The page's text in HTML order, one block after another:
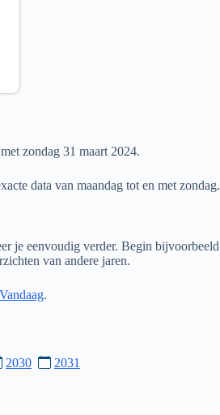
zondag 31 maart 2024.
data van maandag tot en met zondag.
je eenvoudig verder. Begin bijvoorbeeld
van andere jaren.
.
2030 2031